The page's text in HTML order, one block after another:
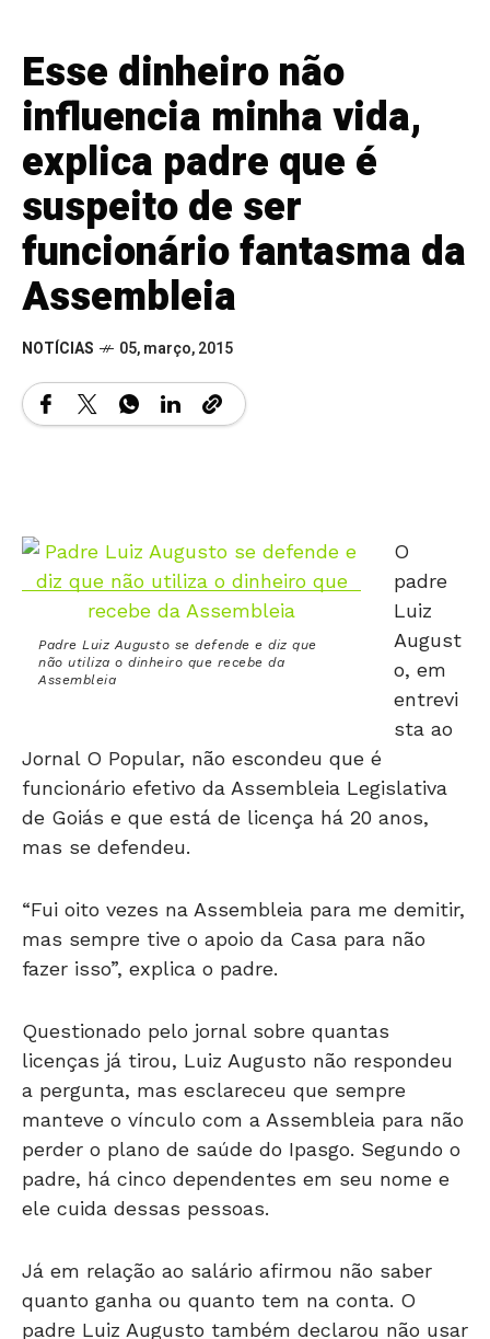
Esse dinheiro não
influencia minha vida,
explica padre que é
suspeito de ser
funcionário fantasma da
Assembleia
NOTÍCIAS 05, março, 2015
Padre Luiz Augusto se defende e diz que
Assembleia
padre
Luiz
August
o, em
entrevi
sta ao
funcionário efetivo da Assembleia Legislativa
de Goiás e que está de licença há 20 anos,
mas se defendeu.
mas sempre tive o apoio da Casa para não
fazer isso”, explica o padre.
licenças já tirou, Luiz Augusto não respondeu
a pergunta, mas esclareceu que sempre
manteve o vínculo com a Assembleia para não
perder o plano de saúde do Ipasgo. Segundo o
padre, há cinco dependentes em seu nome e
ele cuida dessas pessoas.
quanto ganha ou quanto tem na conta. O
padre Luiz Augusto também declarou não usar
o dinheiro. “Quero construir uma chácara para